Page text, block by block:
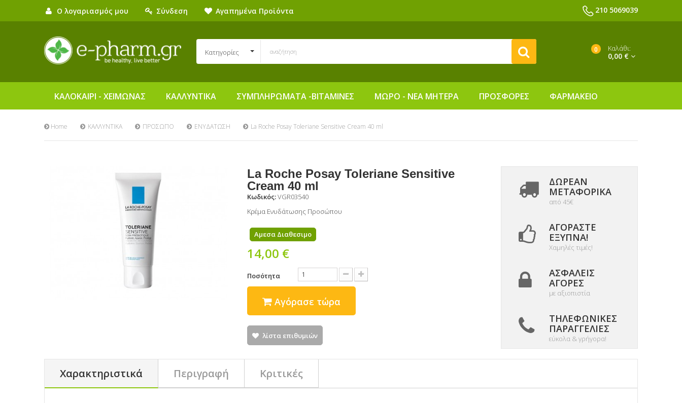
Ο λογαριασμός μου Σύνδεση Αγαπημένα Προϊόντα 210 5069039
Κατηγορίες 0 Καλάθι:
0,00 €
ΚΑΛΟΚΑΙΡΙ - ΧΕΙΜΩΝΑΣ ΚΑΛΛΥΝΤΙΚΑ ΣΥΜΠΛΗΡΩΜΑΤΑ -ΒΙΤΑΜΙΝΕΣ ΜΩΡΟ - ΝΕΑ ΜΗΤΕΡΑ ΠΡΟΣΦΟΡΕΣ ΦΑΡΜΑΚΕΙΟ
Home ΚΑΛΛΥΝΤΙΚΑ ΠΡΟΣΩΠΟ ΕΝΥΔΑΤΩΣΗ La Roche Posay Toleriane Sensitive Cream 40 ml
La Roche Posay Toleriane Sensitive
Cream 40 ml
Κωδικός:VGR03540
Κρέμα Ενυδάτωσης Προσώπου
Αμεσα Διαθεσιμο
14,00 €
Ποσότητα
Αγόρασε τώρα
λίστα επιθυμιών
ΔΩΡΕΑΝ
ΜΕΤΑΦΟΡΙΚΆ
από 45€
ΑΓΟΡΆΣΤΕ
ΈΞΥΠΝΑ!
Χαμηλές τιμές!
ΑΣΦΑΛΕΊΣ
ΑΓΟΡΈΣ
με αξιοπιστία
ΤΗΛΕΦΩΝΙΚΈΣ
ΠΑΡΑΓΓΕΛΊΕΣ
εύκολα & γρήγορα!
Χαρακτηριστικά Περιγραφή Κριτικές